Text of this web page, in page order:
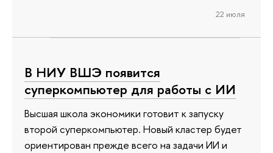
22 июля
В НИУ ВШЭ появится
суперкомпьютер для работы с ИИ
Высшая школа экономики готовит к запуску
второй суперкомпьютер. Новый кластер будет
ориентирован прежде всего на задачи ИИ и